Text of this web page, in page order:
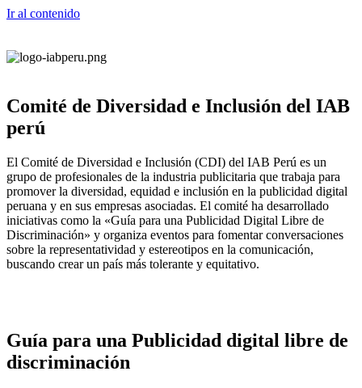
Ir al contenido
Comité de Diversidad e Inclusión del IAB
perú
El Comité de Diversidad e Inclusión (CDI) del IAB Perú es un
grupo de profesionales de la industria publicitaria que trabaja para
promover la diversidad, equidad e inclusión en la publicidad digital
peruana y en sus empresas asociadas. El comité ha desarrollado
iniciativas como la «Guía para una Publicidad Digital Libre de
Discriminación» y organiza eventos para fomentar conversaciones
sobre la representatividad y estereotipos en la comunicación,
buscando crear un país más tolerante y equitativo.
Guía para una Publicidad digital libre de
discriminación